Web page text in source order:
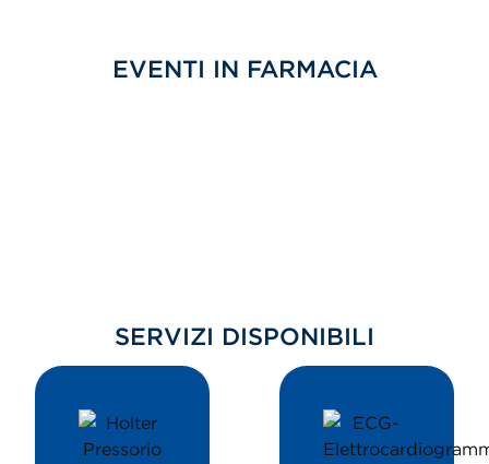
EVENTI IN FARMACIA
SERVIZI DISPONIBILI